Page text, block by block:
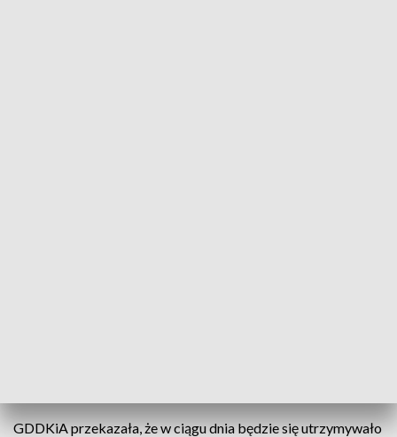
GDDKiA przekazała, że w ciągu dnia będzie się utrzymywało